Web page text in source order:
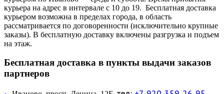
курьера на адрес в интервале с 10 до 19. Бесплатная доставка
курьером возможна в пределах города, в область
рассматривается по договоренности (исключительно крупные
заказы). В бесплатную доставку включены разгрузка и подъем
на этаж.
Бесплатная доставка в пункты выдачи заказов
партнеров